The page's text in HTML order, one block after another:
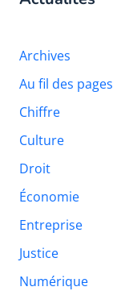
Archives
Au fil des pages
Chiffre
Culture
Droit
Économie
Entreprise
Justice
Numérique